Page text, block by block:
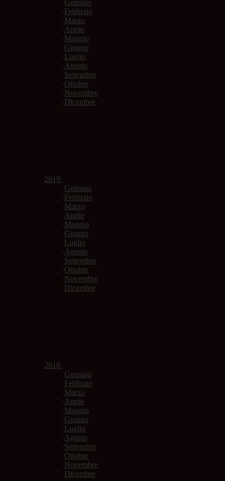
Gennaio
Febbraio
Marzo
Aprile
Maggio
Giugno
Luglio
Agosto
Settembre
Ottobre
Novembre
Dicembre
2019
Gennaio
Febbraio
Marzo
Aprile
Maggio
Giugno
Luglio
Agosto
Settembre
Ottobre
Novembre
Dicembre
2018
Gennaio
Febbraio
Marzo
Aprile
Maggio
Giugno
Luglio
Agosto
Settembre
Ottobre
Novembre
Dicembre